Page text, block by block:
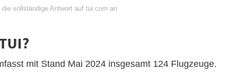
vollständige Antwort auf tui.com an
mit Stand Mai 2024 insgesamt 124 Flugzeuge.